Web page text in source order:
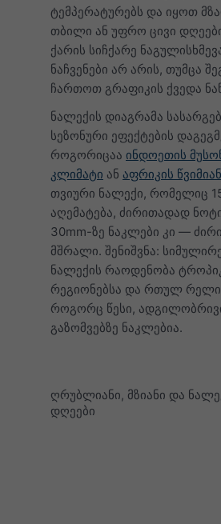
ტემპერატურებს და იყოთ
თბილი ან უფრო ცივი
ქარის სიჩქარე
ნაჩვენები არ არის, თუმცა
ჩართოთ გრაფიკის ქვედა
ნალექის დიაგრამა
სეზონური ეფექტების
როგორიცაა ინდოეთის
კლიმატი ან აფრიკის
თვიური ნალექი, რომელიც
აღემატება, ძირითადად
30mm-ზე ნაკლები კი —
მშრალი. შენიშვნა:
ნალექის რაოდენობა
რეგიონებსა და რთულ
როგორც წესი,
გაზომვებზე ნაკლებია.
ღრუბლიანი, მზიანი და
დღეები